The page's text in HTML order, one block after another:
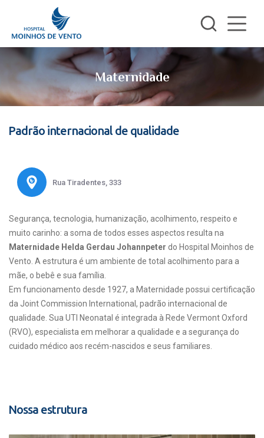
Maternidade
Padrão internacional de qualidade
Rua Tiradentes, 333
Segurança, tecnologia, humanização, acolhimento, respeito e
muito carinho: a soma de todos esses aspectos resulta na
Maternidade Helda Gerdau Johannpeter do Hospital Moinhos de
Vento. A estrutura é um ambiente de total acolhimento para a
mãe, o bebê e sua família.
Em funcionamento desde 1927, a Maternidade possui certificação
da Joint Commission International, padrão internacional de
qualidade. Sua UTI Neonatal é integrada à Rede Vermont Oxford
(RVO), especialista em melhorar a qualidade e a segurança do
cuidado médico aos recém-nascidos e seus familiares.
Nossa estrutura